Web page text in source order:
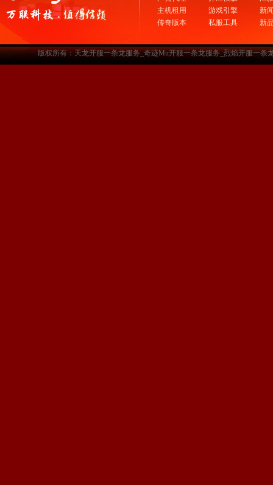
主机租用
传奇版本
游戏引擎
私服工具
新
新
版权所有：天龙开服一条龙服务_奇迹Mu开服一条龙服务_烈焰开服一条